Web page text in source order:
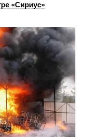
«Сириус»